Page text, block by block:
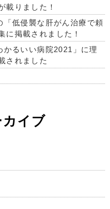
載りました！
低侵襲な肝がん治療で頼
に掲載されました！
るいい病院2021」に理
されました
カイブ